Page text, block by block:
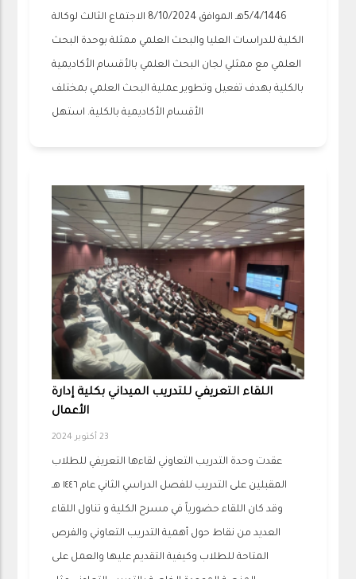
5/4/1446هـ الموافق 8/10/2024 الاجتماع الثالث لوكالة
الكلية للدراسات العليا والبحث العلمي ممثلة بوحدة البحث
العلمي مع ممثلي لجان البحث العلمي بالأقسام الأكاديمية
بالكلية بهدف تفعيل وتطوير عملية البحث العلمي بمختلف
الأقسام الأكاديمية بالكلية. استهل
اللقاء التعريفي للتدريب الميداني بكلية إدارة
الأعمال
23 أكتوبر 2024
عقدت وحدة التدريب التعاوني لقاءها التعريفي للطلاب
المقبلين على التدريب للفصل الدراسي الثاني عام ١٤٤٦ هـ
وقد كان اللقاء حضورياً في مسرح الكلية و تناول اللقاء
العديد من نقاط حول أهمية التدريب التعاوني والفرص
المتاحة للطلاب وكيفية التقديم عليها والعمل على